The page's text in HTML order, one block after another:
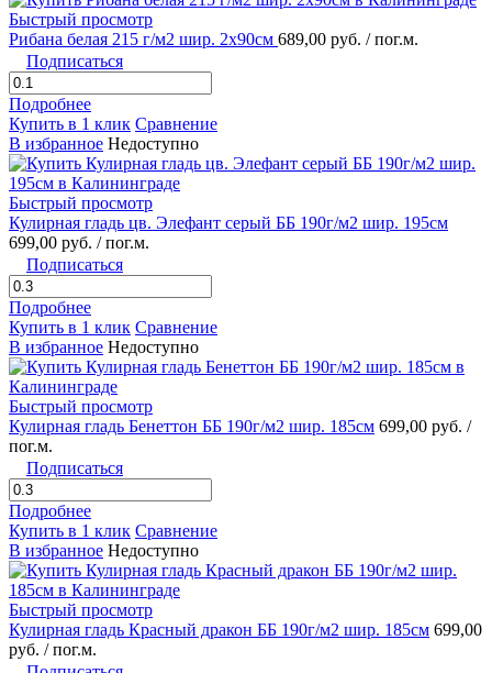
Быстрый просмотр
Рибана белая 215 г/м2 шир. 2х90см 689,00 руб. / пог.м.
Подписаться
Подробнее
Купить в 1 клик Сравнение
В избранное Недоступно
Быстрый просмотр
Кулирная гладь цв. Элефант серый ББ 190г/м2 шир. 195см
699,00 руб. / пог.м.
Подписаться
Подробнее
Купить в 1 клик Сравнение
В избранное Недоступно
Быстрый просмотр
Кулирная гладь Бенеттон ББ 190г/м2 шир. 185см 699,00 руб. /
пог.м.
Подписаться
Подробнее
Купить в 1 клик Сравнение
В избранное Недоступно
Быстрый просмотр
Кулирная гладь Красный дракон ББ 190г/м2 шир. 185см 699,00
руб. / пог.м.